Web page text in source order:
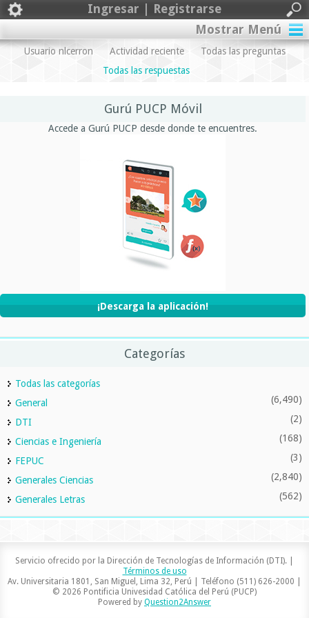
Ingresar | Registrarse
Mostrar Menú
Usuario nlcerron Actividad reciente
Todas las preguntas
Todas las respuestas
Gurú PUCP Móvil
Accede a Gurú PUCP desde donde te encuentres.
¡Descarga la aplicación!
Categorías
Todas las categorías
General
(6,490)
DTI (2)
Ciencias e Ingeniería (168)
FEPUC (3)
Generales Ciencias (2,840)
Generales Letras (562)
Servicio ofrecido por la Dirección de Tecnologías de Información (DTI). |
Términos de uso
Av. Universitaria 1801, San Miguel, Lima 32, Perú | Teléfono (511) 626-2000 |
© 2026 Pontificia Univesidad Católica del Perú (PUCP)
Powered by Question2Answer